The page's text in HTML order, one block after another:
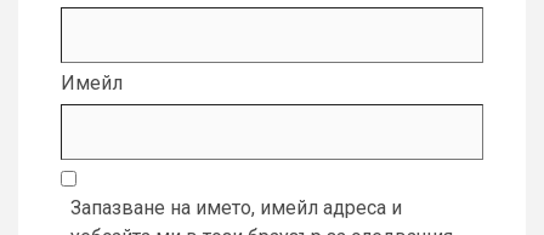
Имейл
Запазване на името, имейл адреса и